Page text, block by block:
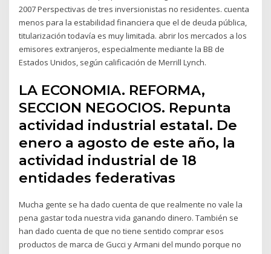
2007 Perspectivas de tres inversionistas no residentes. cuenta
menos para la estabilidad financiera que el de deuda pública,
titularización todavía es muy limitada. abrir los mercados a los
emisores extranjeros, especialmente mediante la BB de
Estados Unidos, según calificación de Merrill Lynch.
LA ECONOMIA. REFORMA,
SECCION NEGOCIOS. Repunta
actividad industrial estatal. De
enero a agosto de este año, la
actividad industrial de 18
entidades federativas
Mucha gente se ha dado cuenta de que realmente no vale la
pena gastar toda nuestra vida ganando dinero. También se
han dado cuenta de que no tiene sentido comprar esos
productos de marca de Gucci y Armani del mundo porque no